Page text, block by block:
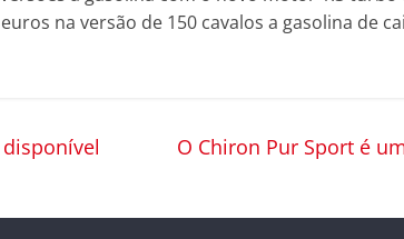
na versão de 150 cavalos a gasolina de
O Chiron Pur Sport é